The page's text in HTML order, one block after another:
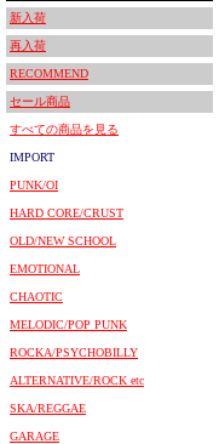
新入荷
再入荷
RECOMMEND
セール商品
すべての商品を見る
IMPORT
PUNK/OI
HARD CORE/CRUST
OLD/NEW SCHOOL
EMOTIONAL
CHAOTIC
MELODIC/POP PUNK
ROCKA/PSYCHOBILLY
ALTERNATIVE/ROCK etc
SKA/REGGAE
GARAGE